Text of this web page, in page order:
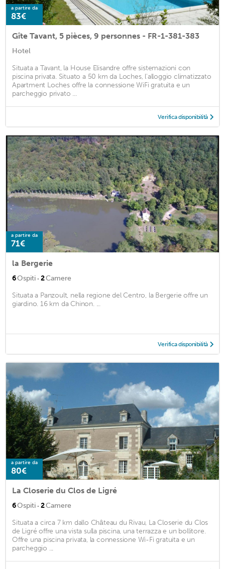
a partire da
83€
Gîte Tavant, 5 pièces, 9 personnes - FR-1-381-383
Hotel
Situata a Tavant, la House Elisandre offre sistemazioni con
piscina privata. Situato a 50 km da Loches, l'alloggio climatizzato
Apartment Loches offre la connessione WiFi gratuita e un
parcheggio privato ...
Verifica disponibilità
a partire da
71€
la Bergerie
6Ospiti · 2Camere
Situata a Panzoult, nella regione del Centro, la Bergerie offre un
giardino. 16 km da Chinon. ...
Verifica disponibilità
a partire da
80€
La Closerie du Clos de Ligré
6Ospiti · 2Camere
Situata a circa 7 km dallo Château du Rivau, La Closerie du Clos
de Ligré offre una vista sulla piscina, una terrazza e un bollitore.
Offre una piscina privata, la connessione Wi-Fi gratuita e un
parcheggio ...